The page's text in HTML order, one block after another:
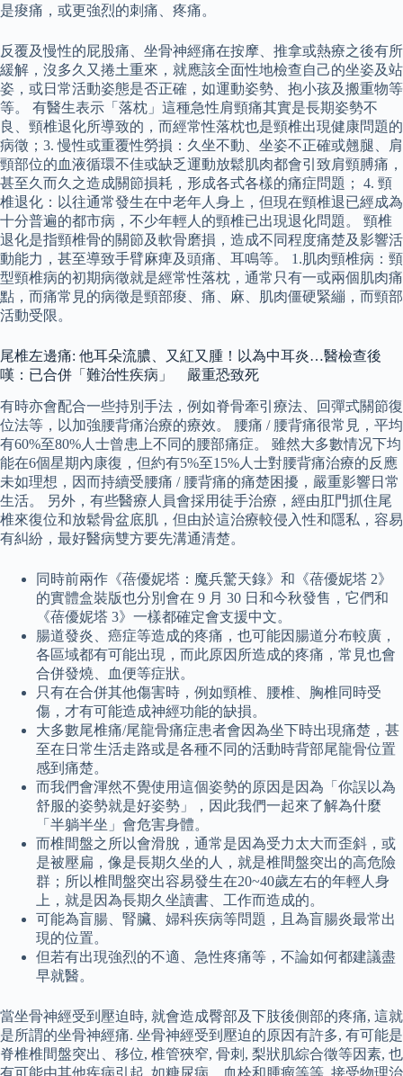
是痠痛，或更強烈的刺痛、疼痛。
反覆及慢性的屁股痛、坐骨神經痛在按摩、推拿或熱療之後有所
緩解，沒多久又捲土重來，就應該全面性地檢查自己的坐姿及站
姿，或日常活動姿態是否正確，如運動姿勢、抱小孩及搬重物等
等。 有醫生表示「落枕」這種急性肩頸痛其實是長期姿勢不
良、頸椎退化所導致的，而經常性落枕也是頸椎出現健康問題的
病徵；3. 慢性或重覆性勞損：久坐不動、坐姿不正確或翹腿、肩
頸部位的血液循環不佳或缺乏運動放鬆肌肉都會引致肩頸膊痛，
甚至久而久之造成關節損耗，形成各式各樣的痛症問題； 4. 頸
椎退化：以往通常發生在中老年人身上，但現在頸椎退已經成為
十分普遍的都市病，不少年輕人的頸椎已出現退化問題。 頸椎
退化是指頸椎骨的關節及軟骨磨損，造成不同程度痛楚及影響活
動能力，甚至導致手臂麻痺及頭痛、耳鳴等。 1.肌肉頸椎病：頸
型頸椎病的初期病徵就是經常性落枕，通常只有一或兩個肌肉痛
點，而痛常見的病徵是頸部痠、痛、麻、肌肉僵硬緊繃，而頸部
活動受限。
尾椎左邊痛: 他耳朵流膿、又紅又腫！以為中耳炎…醫檢查後
嘆：已合併「難治性疾病」 嚴重恐致死
有時亦會配合一些持別手法，例如脊骨牽引療法、回彈式關節復
位法等，以加強腰背痛治療的療效。 腰痛 / 腰背痛很常見，平均
有60%至80%人士曾患上不同的腰部痛症。 雖然大多數情况下均
能在6個星期內康復，但約有5%至15%人士對腰背痛治療的反應
未如理想，因而持續受腰痛 / 腰背痛的痛楚困擾，嚴重影響日常
生活。 另外，有些醫療人員會採用徒手治療，經由肛門抓住尾
椎來復位和放鬆骨盆底肌，但由於這治療較侵入性和隱私，容易
有糾紛，最好醫病雙方要先溝通清楚。
同時前兩作《蓓優妮塔：魔兵驚天錄》和《蓓優妮塔 2》
的實體盒裝版也分別會在 9 月 30 日和今秋發售，它們和
《蓓優妮塔 3》一樣都確定會支援中文。
腸道發炎、癌症等造成的疼痛，也可能因腸道分布較廣，
各區域都有可能出現，而此原因所造成的疼痛，常見也會
合併發燒、血便等症狀。
只有在合併其他傷害時，例如頸椎、腰椎、胸椎同時受
傷，才有可能造成神經功能的缺損。
大多數尾椎痛/尾龍骨痛症患者會因為坐下時出現痛楚，甚
至在日常生活走路或是各種不同的活動時背部尾龍骨位置
感到痛楚。
而我們會渾然不覺使用這個姿勢的原因是因為「你誤以為
舒服的姿勢就是好姿勢」，因此我們一起來了解為什麼
「半躺半坐」會危害身體。
而椎間盤之所以會滑脫，通常是因為受力太大而歪斜，或
是被壓扁，像是長期久坐的人，就是椎間盤突出的高危險
群；所以椎間盤突出容易發生在20~40歲左右的年輕人身
上，就是因為長期久坐讀書、工作而造成的。
可能為盲腸、腎臟、婦科疾病等問題，且為盲腸炎最常出
現的位置。
但若有出現強烈的不適、急性疼痛等，不論如何都建議盡
早就醫。
當坐骨神經受到壓迫時, 就會造成臀部及下肢後側部的疼痛, 這就
是所謂的坐骨神經痛. 坐骨神經受到壓迫的原因有許多, 有可能是
脊椎椎間盤突出、移位, 椎管狹窄, 骨刺, 梨狀肌綜合徵等因素, 也